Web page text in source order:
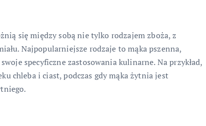
się między sobą nie tylko rodzajem zboża, z
Najpopularniejsze rodzaje to mąka pszenna,
specyficzne zastosowania kulinarne. Na przykład,
chleba i ciast, podczas gdy mąka żytnia jest